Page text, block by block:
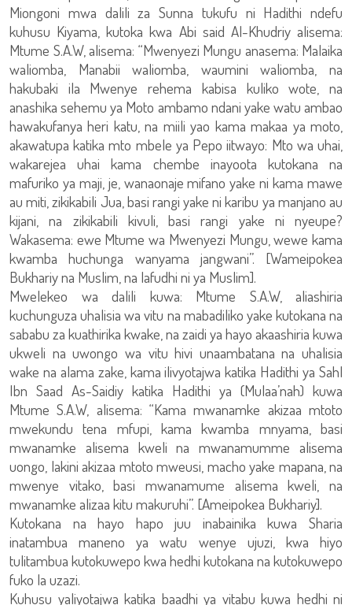
Miongoni mwa dalili za Sunna tukufu ni Hadithi ndefu
kuhusu Kiyama, kutoka kwa Abi said Al-Khudriy alisema:
Mtume S.A.W, alisema: “Mwenyezi Mungu anasema: Malaika
waliomba, Manabii waliomba, waumini waliomba, na
hakubaki ila Mwenye rehema kabisa kuliko wote, na
anashika sehemu ya Moto ambamo ndani yake watu ambao
hawakufanya heri katu, na miili yao kama makaa ya moto,
akawatupa katika mto mbele ya Pepo iitwayo: Mto wa uhai,
wakarejea uhai kama chembe inayoota kutokana na
mafuriko ya maji, je, wanaonaje mifano yake ni kama mawe
au miti, zikikabili Jua, basi rangi yake ni karibu ya manjano au
kijani, na zikikabili kivuli, basi rangi yake ni nyeupe?
Wakasema: ewe Mtume wa Mwenyezi Mungu, wewe kama
kwamba huchunga wanyama jangwani”. [Wameipokea
Bukhariy na Muslim, na lafudhi ni ya Muslim].
Mwelekeo wa dalili kuwa: Mtume S.A.W, aliashiria
kuchunguza uhalisia wa vitu na mabadiliko yake kutokana na
sababu za kuathirika kwake, na zaidi ya hayo akaashiria kuwa
ukweli na uwongo wa vitu hivi unaambatana na uhalisia
wake na alama zake, kama ilivyotajwa katika Hadithi ya Sahl
Ibn Saad As-Saidiy katika Hadithi ya (Mulaa’nah) kuwa
Mtume S.A.W, alisema: “Kama mwanamke akizaa mtoto
mwekundu tena mfupi, kama kwamba mnyama, basi
mwanamke alisema kweli na mwanamumme alisema
uongo, lakini akizaa mtoto mweusi, macho yake mapana, na
mwenye vitako, basi mwanamume alisema kweli, na
mwanamke alizaa kitu makuruhi”. [Ameipokea Bukhariy].
Kutokana na hayo hapo juu inabainika kuwa Sharia
inatambua maneno ya watu wenye ujuzi, kwa hiyo
tulitambua kutokuwepo kwa hedhi kutokana na kutokuwepo
fuko la uzazi.
Kuhusu yaliyotajwa katika baadhi ya vitabu kuwa hedhi ni